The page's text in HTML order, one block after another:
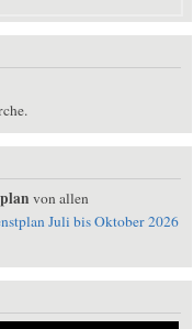
von allen
Juli bis Oktober 2026